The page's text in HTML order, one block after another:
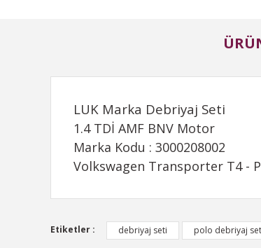
LUK Marka Debriyaj Seti
1.4 TDİ AMF BNV Motor
Marka Kodu : 3000208002
Volkswagen Transporter T4 -
Bu ürünün fiyat bilgisi, resim, ürün
Görüş ve önerileriniz için teşekkür ederiz.
Etiketler : debriyaj seti polo debriyaj